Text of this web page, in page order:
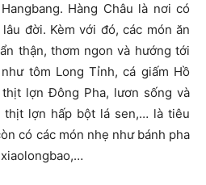
Hàng Châu là nơi có
đời. Kèm với đó, các món ăn
thận, thơm ngon và hướng tới
tôm Long Tỉnh, cá giấm Hồ
thịt lợn Đông Pha, lươn sống và
thịt lợn hấp bột lá sen,… là tiêu
có các món nhẹ như bánh pha